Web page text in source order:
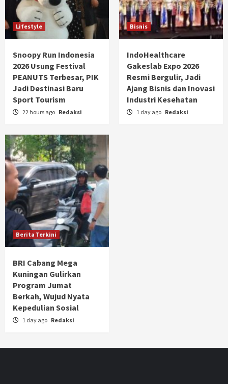
Lifestyle
Snoopy Run Indonesia
2026 Usung Festival
PEANUTS Terbesar, PIK
Jadi Destinasi Baru
Sport Tourism
22 hours ago Redaksi
Bisnis
IndoHealthcare
Gakeslab Expo 2026
Resmi Bergulir, Jadi
Ajang Bisnis dan Inovasi
Industri Kesehatan
1 day ago Redaksi
Berita Terkini
BRI Cabang Mega
Kuningan Gulirkan
Program Jumat
Berkah, Wujud Nyata
Kepedulian Sosial
1 day ago Redaksi